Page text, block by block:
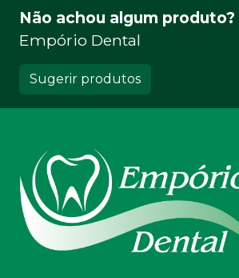
Não achou algum produto?
Empório Dental
Sugerir produtos